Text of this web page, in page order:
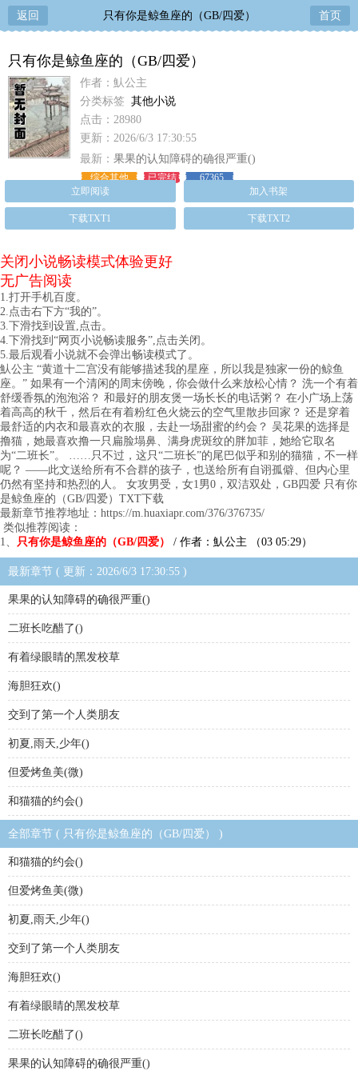
返回 只有你是鲸鱼座的（GB/四爱） 首页
只有你是鲸鱼座的（GB/四爱）
作者：魜公主
分类标签 其他小说
点击：28980
更新：2026/6/3 17:30:55
最新： 果果的认知障碍的确很严重()
综合其他 已完结
67365
立即阅读
加入书架
下载TXT1 下载TXT2
关闭小说畅读模式体验更好
无广告阅读
1.打开手机百度。
2.点击右下方“我的”。
3.下滑找到设置,点击。
4.下滑找到“网页小说畅读服务”,点击关闭。
5.最后观看小说就不会弹出畅读模式了。
魜公主 “黄道十二宫没有能够描述我的星座，所以我是独家一份的鲸鱼
座。” 如果有一个清闲的周末傍晚，你会做什么来放松心情？ 洗一个有着
舒缓香氛的泡泡浴？ 和最好的朋友煲一场长长的电话粥？ 在小广场上荡
着高高的秋千，然后在有着粉红色火烧云的空气里散步回家？ 还是穿着
最舒适的内衣和最喜欢的衣服，去赴一场甜蜜的约会？ 吴花果的选择是
撸猫，她最喜欢撸一只扁脸塌鼻、满身虎斑纹的胖加菲，她给它取名
为“二班长”。 ……只不过，这只“二班长”的尾巴似乎和别的猫猫，不一样
呢？ ——此文送给所有不合群的孩子，也送给所有自诩孤僻、但内心里
仍然有坚持和热烈的人。 女攻男受，女1男0，双洁双处，GB四爱 只有你
是鲸鱼座的（GB/四爱）TXT下载
最新章节推荐地址：https://m.huaxiapr.com/376/376735/
类似推荐阅读：
1、 只有你是鲸鱼座的（GB/四爱） / 作者：魜公主 （03 05:29）
最新章节 ( 更新：2026/6/3 17:30:55 )
果果的认知障碍的确很严重()
二班长吃醋了()
有着绿眼睛的黑发校草
海胆狂欢()
交到了第一个人类朋友
初夏,雨天,少年()
但爱烤鱼美(微)
和猫猫的约会()
全部章节 ( 只有你是鲸鱼座的（GB/四爱） )
和猫猫的约会()
但爱烤鱼美(微)
初夏,雨天,少年()
交到了第一个人类朋友
海胆狂欢()
有着绿眼睛的黑发校草
二班长吃醋了()
果果的认知障碍的确很严重()